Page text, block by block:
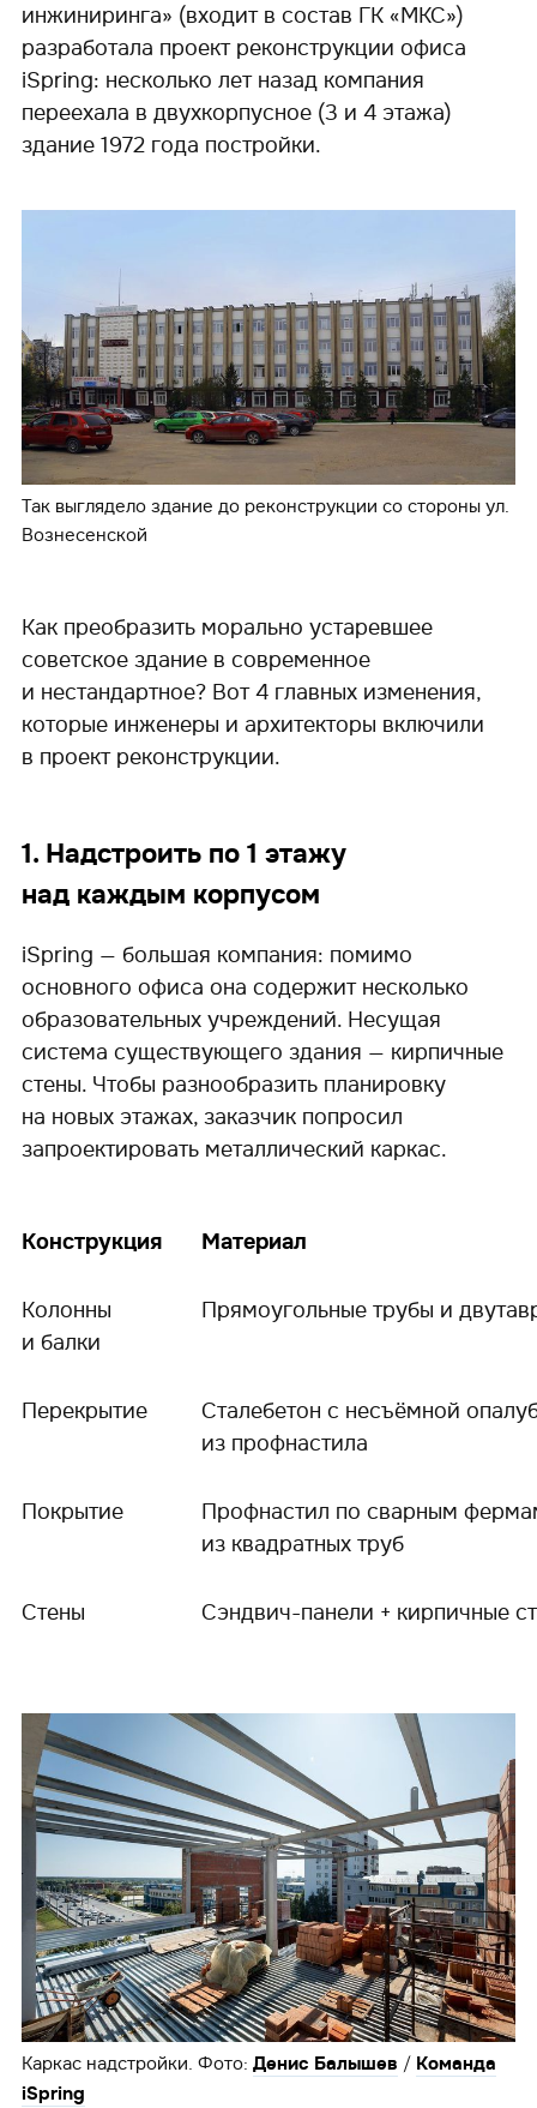
инжиниринга» (входит в состав ГК «МКС»)
разработала проект реконструкции офиса
iSpring: несколько лет назад компания
переехала в двухкорпусное (3 и 4 этажа)
здание 1972 года постройки.
Так выглядело здание до реконструкции со стороны ул.
Вознесенской
Как преобразить морально устаревшее
советское здание в современное
и нестандартное? Вот 4 главных изменения,
которые инженеры и архитекторы включили
в проект реконструкции.
1. Надстроить по 1 этажу
над каждым корпусом
iSpring — большая компания: помимо
основного офиса она содержит несколько
образовательных учреждений. Несущая
система существующего здания — кирпичные
стены. Чтобы разнообразить планировку
на новых этажах, заказчик попросил
запроектировать металлический каркас.
Конструкция Материал
Колонны
и балки
Прямоугольные трубы и
Перекрытие
Сталебетон с несъёмной
из профнастила
Покрытие
Профнастил по сварным
из квадратных труб
Стены Сэндвич-панели + кирпичные
Каркас надстройки. Фото: Денис Балышев / Команда
iSpring